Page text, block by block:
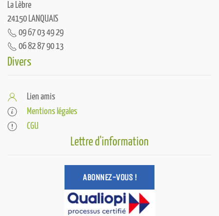
La Lèbre
24150 LANQUAIS
09 67 03 49 29
06 82 87 90 13
Divers
Lien amis
Mentions légales
CGU
Lettre d'information
ABONNEZ-VOUS !